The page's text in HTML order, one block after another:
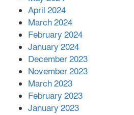
April 2024
March 2024
February 2024
January 2024
December 2023
November 2023
March 2023
February 2023
January 2023